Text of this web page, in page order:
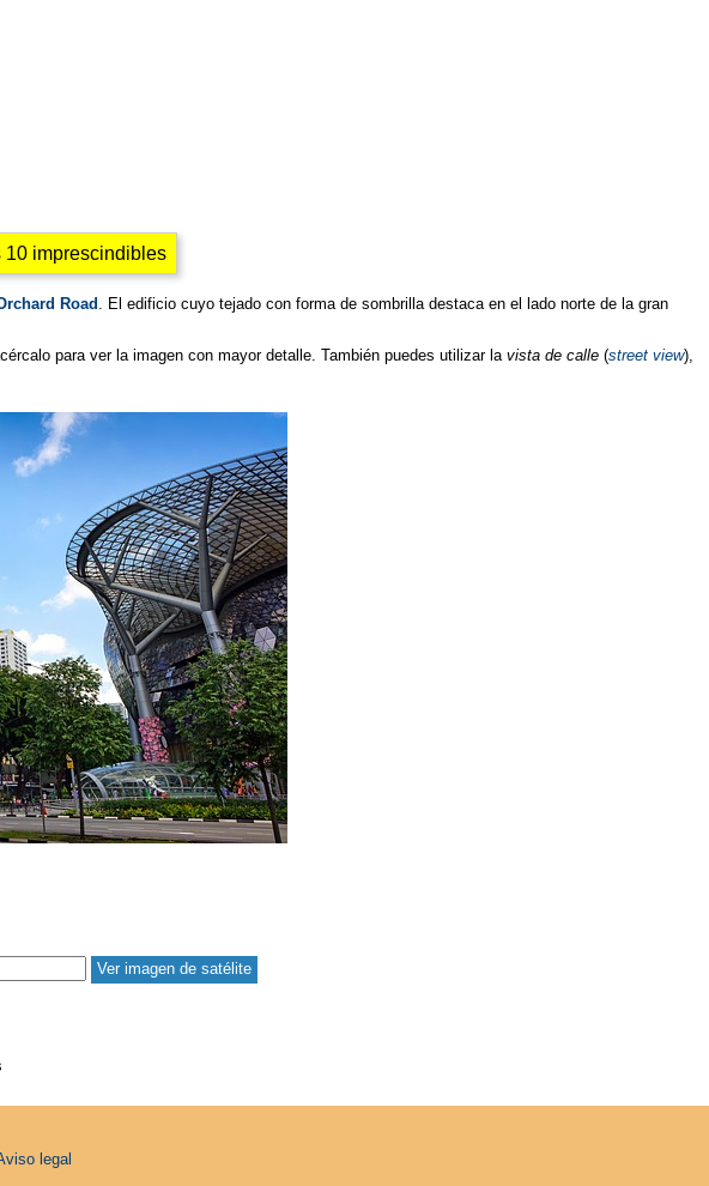
10 imprescindibles
Road . El edificio cuyo tejado con forma de sombrilla destaca en el lado norte de la gran
para ver la imagen con mayor detalle. También puedes utilizar la vista de calle (street view),
legal